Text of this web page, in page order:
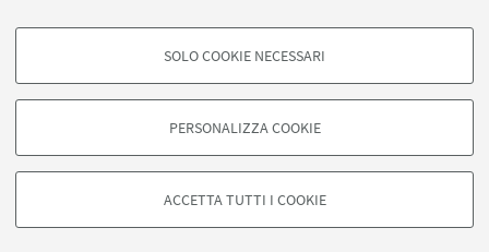
COOKIE DI PROFILAZIONE - FACOLTATIVI
degli utenti, creare profili in base al loro comportamento sul sito, per analisi
di marketing.
Google/Youtube Video
SOLO COOKIE NECESSARI
PERSONALIZZA COOKIE
ACCETTA TUTTI I COOKIE
©Copyright 2026 - ALMA MATER STUDIORUM - Università di
Bologna - Via Zamboni, 33 - 40126 Bologna - PI: 01131710376 - CF:
80007010376
Privacy
Note legali
Informazioni sul sito e accessibilità
Impostazioni Cookie